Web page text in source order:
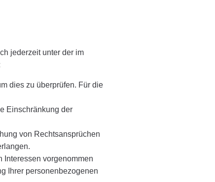
jederzeit unter der im
dies zu überprüfen. Für die
Einschränkung der
von Rechtsansprüchen
Interessen vorgenommen
Ihrer personenbezogenen